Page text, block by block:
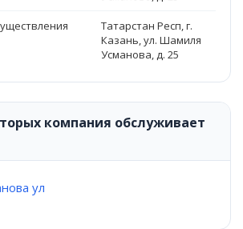
Татарстан Респ, г.
Казань, ул. Шамиля
Усманова, д. 25
компания обслуживает
ул